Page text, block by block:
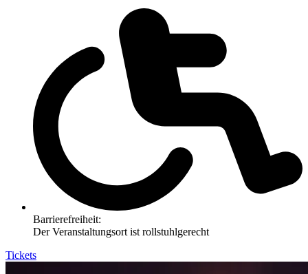
Barrierefreiheit:
Der Veranstaltungsort ist rollstuhlgerecht
Tickets